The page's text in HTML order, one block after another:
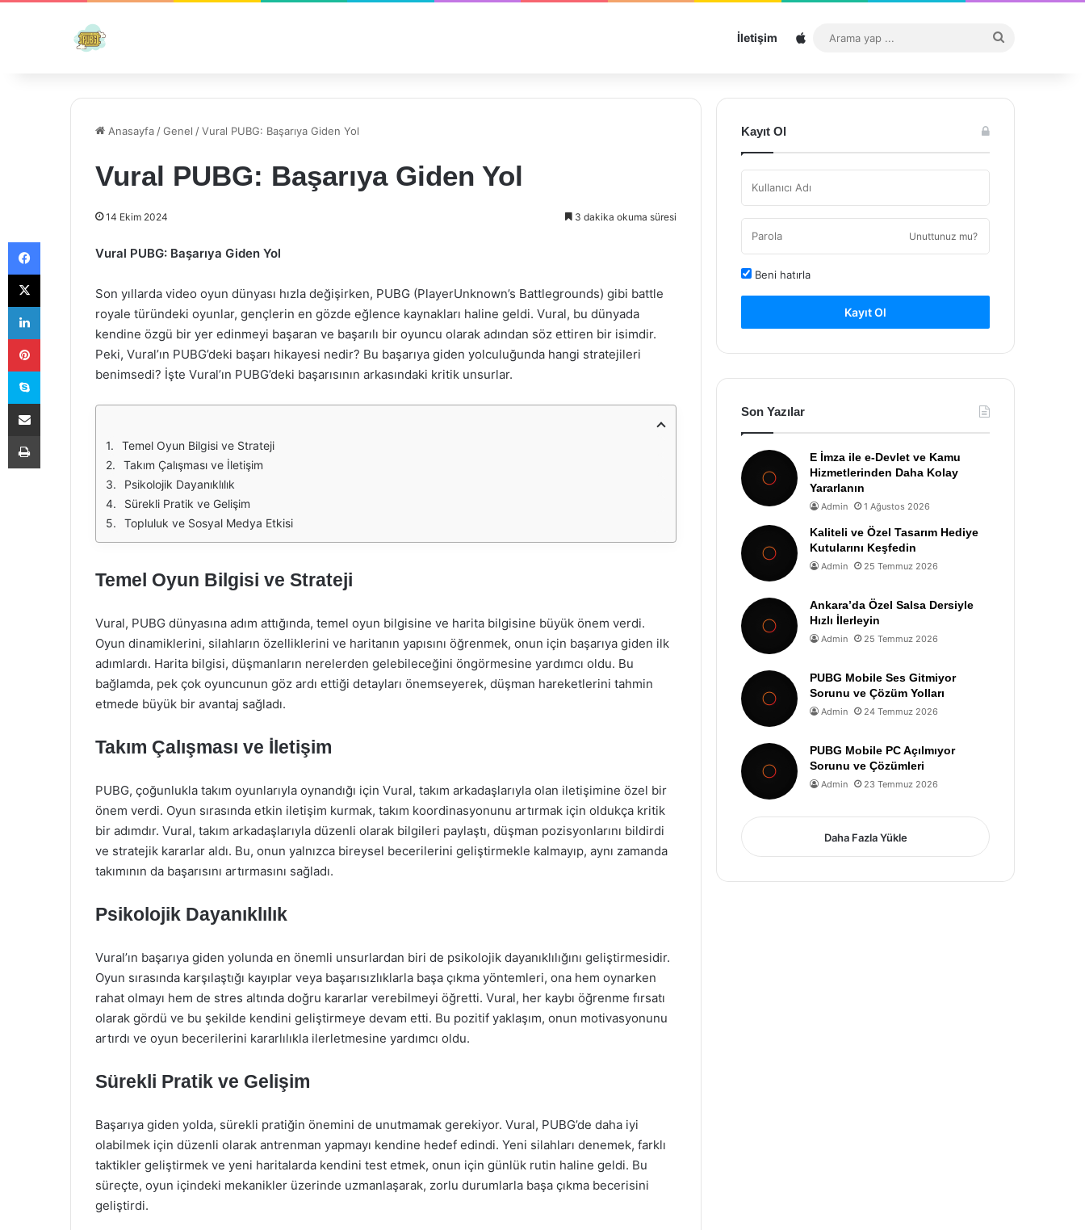
İletişim Sitemap
...
Anasayfa /Genel /Vural PUBG: Başarıya Giden Yol
Vural PUBG: Başarıya Giden Yol
14 Ekim 2024 3 dakika okuma süresi
Vural PUBG: Başarıya Giden Yol
Son yıllarda video oyun dünyası hızla değişirken, PUBG (PlayerUnknown’s Battlegrounds) gibi battle
royale türündeki oyunlar, gençlerin en gözde eğlence kaynakları haline geldi. Vural, bu dünyada
kendine özgü bir yer edinmeyi başaran ve başarılı bir oyuncu olarak adından söz ettiren bir isimdir.
Peki, Vural’ın PUBG’deki başarı hikayesi nedir? Bu başarıya giden yolculuğunda hangi stratejileri
benimsedi? İşte Vural’ın PUBG’deki başarısının arkasındaki kritik unsurlar.
Temel Oyun Bilgisi ve Strateji
Takım Çalışması ve İletişim
Psikolojik Dayanıklılık
Sürekli Pratik ve Gelişim
Topluluk ve Sosyal Medya Etkisi
Temel Oyun Bilgisi ve Strateji
Vural, PUBG dünyasına adım attığında, temel oyun bilgisine ve harita bilgisine büyük önem verdi.
Oyun dinamiklerini, silahların özelliklerini ve haritanın yapısını öğrenmek, onun için başarıya giden ilk
adımlardı. Harita bilgisi, düşmanların nerelerden gelebileceğini öngörmesine yardımcı oldu. Bu
bağlamda, pek çok oyuncunun göz ardı ettiği detayları önemseyerek, düşman hareketlerini tahmin
etmede büyük bir avantaj sağladı.
Takım Çalışması ve İletişim
PUBG, çoğunlukla takım oyunlarıyla oynandığı için Vural, takım arkadaşlarıyla olan iletişimine özel bir
önem verdi. Oyun sırasında etkin iletişim kurmak, takım koordinasyonunu artırmak için oldukça kritik
bir adımdır. Vural, takım arkadaşlarıyla düzenli olarak bilgileri paylaştı, düşman pozisyonlarını bildirdi
ve stratejik kararlar aldı. Bu, onun yalnızca bireysel becerilerini geliştirmekle kalmayıp, aynı zamanda
takımının da başarısını artırmasını sağladı.
Psikolojik Dayanıklılık
Vural’ın başarıya giden yolunda en önemli unsurlardan biri de psikolojik dayanıklılığını geliştirmesidir.
Oyun sırasında karşılaştığı kayıplar veya başarısızlıklarla başa çıkma yöntemleri, ona hem oynarken
rahat olmayı hem de stres altında doğru kararlar verebilmeyi öğretti. Vural, her kaybı öğrenme fırsatı
olarak gördü ve bu şekilde kendini geliştirmeye devam etti. Bu pozitif yaklaşım, onun motivasyonunu
artırdı ve oyun becerilerini kararlılıkla ilerletmesine yardımcı oldu.
Sürekli Pratik ve Gelişim
Başarıya giden yolda, sürekli pratiğin önemini de unutmamak gerekiyor. Vural, PUBG’de daha iyi
olabilmek için düzenli olarak antrenman yapmayı kendine hedef edindi. Yeni silahları denemek, farklı
taktikler geliştirmek ve yeni haritalarda kendini test etmek, onun için günlük rutin haline geldi. Bu
süreçte, oyun içindeki mekanikler üzerinde uzmanlaşarak, zorlu durumlarla başa çıkma becerisini
geliştirdi.
Kayıt Ol
Unuttunuz mu?
Beni hatırla
Kayıt Ol
Son Yazılar
E İmza ile e-Devlet ve Kamu
Hizmetlerinden Daha Kolay
Yararlanın
Admin 1 Ağustos 2026
Kaliteli ve Özel Tasarım Hediye
Kutularını Keşfedin
Admin 25 Temmuz 2026
Ankara’da Özel Salsa Dersiyle
Hızlı İlerleyin
Admin 25 Temmuz 2026
PUBG Mobile Ses Gitmiyor
Sorunu ve Çözüm Yolları
Admin 24 Temmuz 2026
PUBG Mobile PC Açılmıyor
Sorunu ve Çözümleri
Admin 23 Temmuz 2026
Daha Fazla Yükle
Facebook
X
LinkedIn
Pinterest
Skype
E-Posta ile paylaş